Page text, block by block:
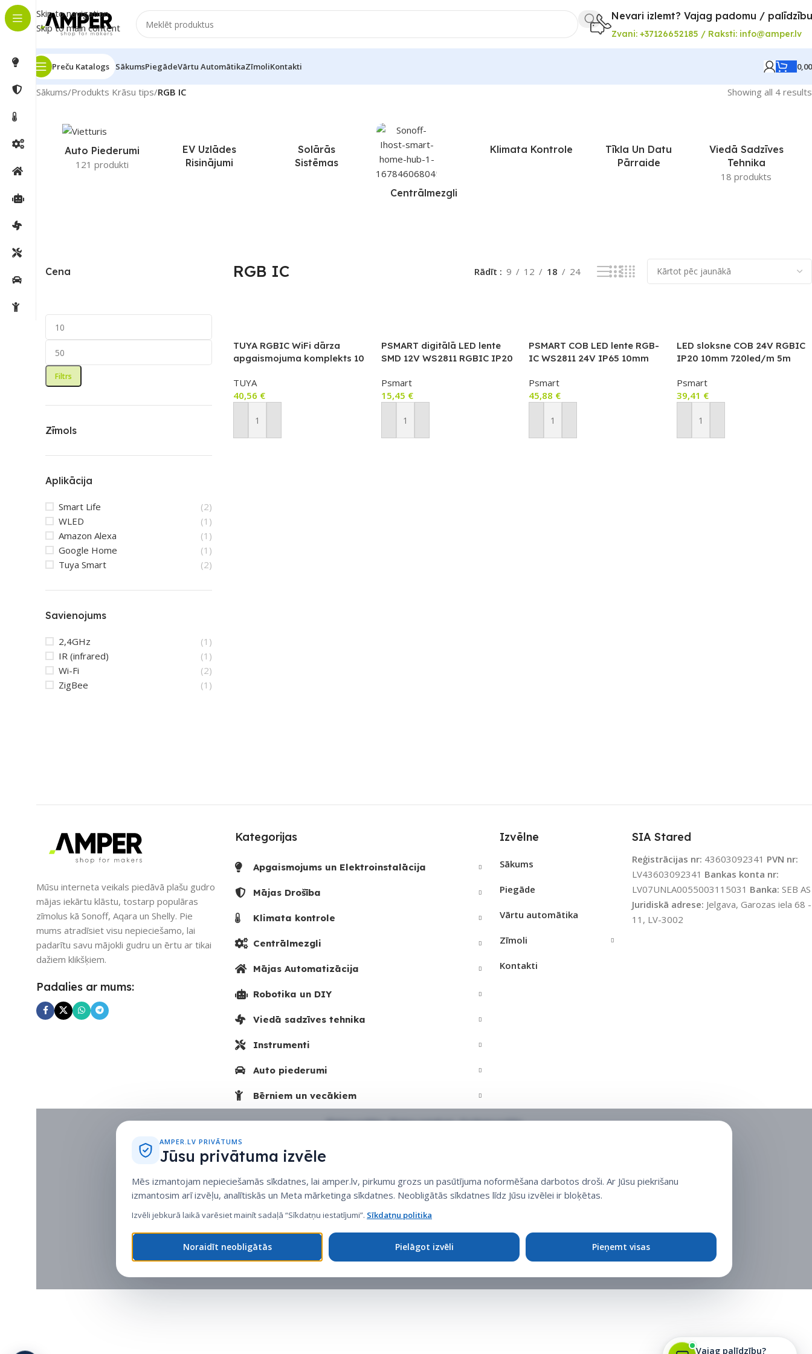
Skip to navigation
Skip to main content
Nevari izlemt? Vajag padomu /
Zvani: +37126652185 / Raksti: info@amper.lv
Preču Katalogs SākumsPiegādeVārtu AutomātikaZīmoliKontakti
Sākums/Produkts Krāsu tips/RGB IC Showing all 4 results
Auto Piederumi
121 produkti
EV Uzlādes
Risinājumi
Solārās
Sistēmas
Centrālmezgli
Klimata Kontrole
Tīkla Un Datu
Pārraide
Viedā Sadzīves
Tehnika
18 produkts
Cena
Filtrs
Zīmols
Aplikācija
Smart Life
(2)
WLED
(1)
Amazon Alexa
(1)
Google Home
(1)
Tuya Smart
(2)
Savienojums
2,4GHz
(1)
IR (infrared)
(1)
Wi-Fi
(2)
ZigBee
(1)
RGB IC Rādīt 9 12 18 24
TUYA RGBIC WiFi dārza
apgaismojuma komplekts 10
TUYA
40,56 €
Pievienot Grozam
PSMART digitālā LED lente
SMD 12V WS2811 RGBIC IP20
Psmart
15,45 €
Pievienot Grozam
PSMART COB LED lente RGB-
IC WS2811 24V IP65 10mm
INJECT) COB215
Psmart
45,88 €
Pievienot Grozam
LED sloksne COB 24V RGBIC
IP20 10mm 720led/m 5m
Psmart
39,41 €
Pievienot Grozam
Mūsu interneta veikals piedāvā plašu gudro
mājas iekārtu klāstu, tostarp populāras
zīmolus kā Sonoff, Aqara un Shelly. Pie
mums atradīsiet visu nepieciešamo, lai
padarītu savu mājokli gudru un ērtu ar tikai
dažiem klikšķiem.
Padalies ar mums:
Kategorijas
Apgaismojums un Elektroinstalācija
Mājas Drošība
Klimata kontrole
Centrālmezgli
Mājas Automatizācija
Robotika un DIY
Viedā sadzīves tehnika
Instrumenti
Auto piederumi
Bērniem un vecākiem
Izvēlne
Sākums
Piegāde
Vārtu automātika
Zīmoli
Kontakti
SIA Stared
Reģistrācijas nr: 43603092341 PVN nr:
LV43603092341 Bankas konta nr:
LV07UNLA0055003115031 Banka: SEB AS
Juridiskā adrese: Jelgava, Garozas iela 68 -
11, LV-3002
Vajag palīdzību?
AMPER.LV PRIVĀTUMS
Jūsu privātuma izvēle
Mēs izmantojam nepieciešamās sīkdatnes, lai amper.lv, pirkumu grozs un pasūtījuma noformēšana darbotos droši. Ar Jūsu piekrišanu
izmantosim arī izvēļu, analītiskās un Meta mārketinga sīkdatnes. Neobligātās sīkdatnes līdz Jūsu izvēlei ir bloķētas.
Izvēli jebkurā laikā varēsiet mainīt sadaļā “Sīkdatņu iestatījumi”. Sīkdatņu politika
Noraidīt neobligātās Pielāgot izvēli Pieņemt visas
Sīkdatņu politika• Sīkdatņu iestatījumi •Privātuma politika